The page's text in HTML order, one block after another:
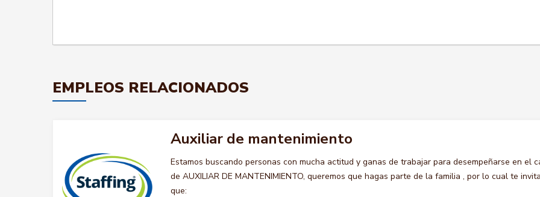
EMPLEOS RELACIONADOS
Auxiliar de mantenimiento
Estamos buscando personas con mucha actitud y ganas de trabajar para desempeñarse en el
de AUXILIAR DE MANTENIMIENTO, queremos que hagas parte de la familia , por lo cual te
que: